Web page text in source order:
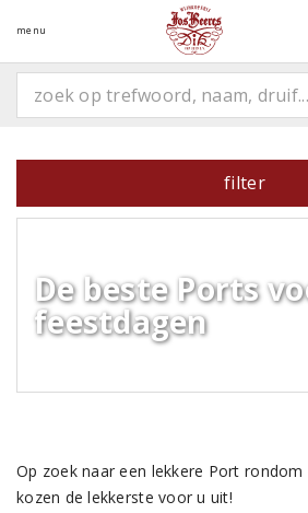
menu
filter
De beste Ports
feestdagen
Op zoek naar een lekkere Port rondom
kozen de lekkerste voor u uit!